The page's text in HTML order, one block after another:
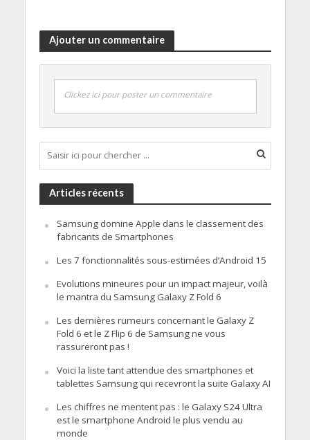
Ajouter un commentaire
Clickez ici pour poster un commentaire
Articles récents
Samsung domine Apple dans le classement des
fabricants de Smartphones
Les 7 fonctionnalités sous-estimées d’Android 15
Evolutions mineures pour un impact majeur, voilà
le mantra du Samsung Galaxy Z Fold 6
Les dernières rumeurs concernant le Galaxy Z
Fold 6 et le Z Flip 6 de Samsung ne vous
rassureront pas !
Voici la liste tant attendue des smartphones et
tablettes Samsung qui recevront la suite Galaxy AI
Les chiffres ne mentent pas : le Galaxy S24 Ultra
est le smartphone Android le plus vendu au
monde